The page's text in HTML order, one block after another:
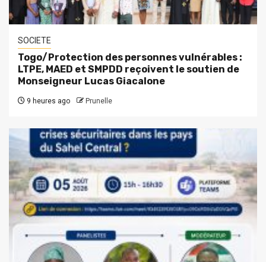
SOCIETE
Togo/Protection des personnes vulnérables :
LTPE, MAED et SMPDD reçoivent le soutien de
Monseigneur Lucas Giacalone
9 heures ago Prunelle